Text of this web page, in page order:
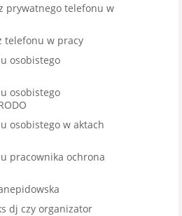
prywatnego telefonu w
telefonu w pracy
osobistego
osobistego
osobistego w aktach
pracownika ochrona
dj czy organizator